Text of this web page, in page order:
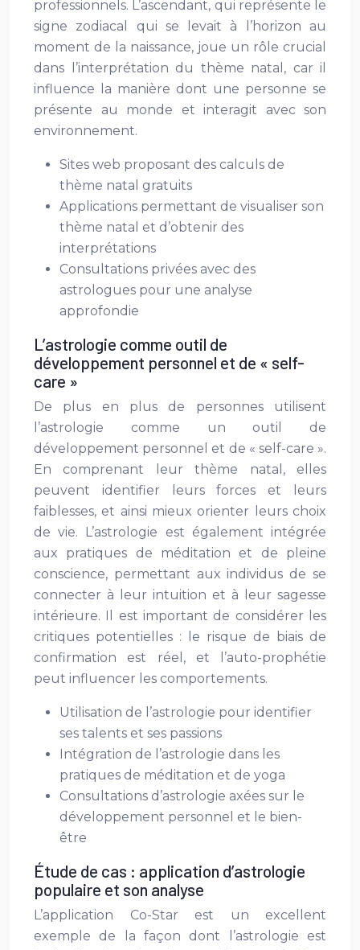
professionnels. L’ascendant, qui représente le
signe zodiacal qui se levait à l’horizon au
moment de la naissance, joue un rôle crucial
dans l’interprétation du thème natal, car il
influence la manière dont une personne se
présente au monde et interagit avec son
environnement.
Sites web proposant des calculs de
thème natal gratuits
Applications permettant de visualiser son
thème natal et d’obtenir des
interprétations
Consultations privées avec des
astrologues pour une analyse
approfondie
L’astrologie comme outil de
développement personnel et de « self-
care »
De plus en plus de personnes utilisent
l’astrologie comme un outil de
développement personnel et de « self-care ».
En comprenant leur thème natal, elles
peuvent identifier leurs forces et leurs
faiblesses, et ainsi mieux orienter leurs choix
de vie. L’astrologie est également intégrée
aux pratiques de méditation et de pleine
conscience, permettant aux individus de se
connecter à leur intuition et à leur sagesse
intérieure. Il est important de considérer les
critiques potentielles : le risque de biais de
confirmation est réel, et l’auto-prophétie
peut influencer les comportements.
Utilisation de l’astrologie pour identifier
ses talents et ses passions
Intégration de l’astrologie dans les
pratiques de méditation et de yoga
Consultations d’astrologie axées sur le
développement personnel et le bien-
être
Étude de cas : application d’astrologie
populaire et son analyse
L’application Co-Star est un excellent
exemple de la façon dont l’astrologie est